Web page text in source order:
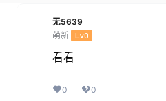
无5639
萌新 Lv0
看看
0 0